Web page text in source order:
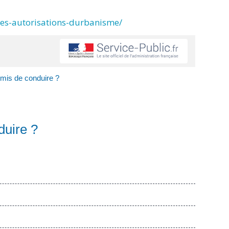
autorisations-durbanisme/
de conduire ?
?